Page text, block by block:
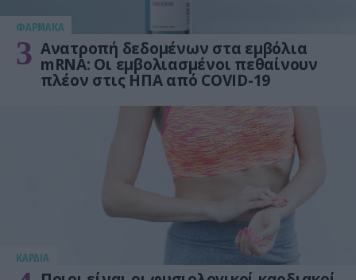
ΦΑΡΜΑΚΑ
3 Ανατροπή δεδομένων στα εμβόλια
mRNA: Οι εμβολιασμένοι πεθαίνουν
πλέον στις ΗΠΑ από COVID-19
KΑΡΔΙΑ